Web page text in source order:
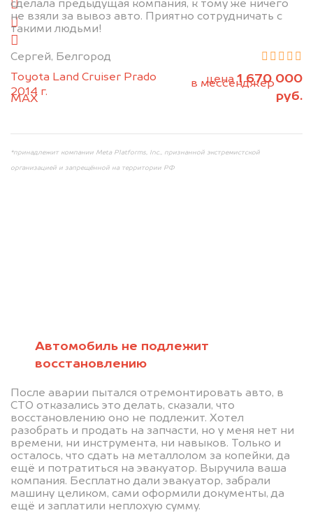
сделала предыдущая компания, к тому же ничего
не взяли за вывоз авто. Приятно сотрудничать с
такими людьми!
Сергей, Белгород
Toyota Land Cruiser Prado
2014 г.
цена1 670 000
руб.
Автомобиль не подлежит
восстановлению
После аварии пытался отремонтировать авто, в
СТО отказались это делать, сказали, что
восстановлению оно не подлежит. Хотел
разобрать и продать на запчасти, но у меня нет ни
времени, ни инструмента, ни навыков. Только и
осталось, что сдать на металлолом за копейки, да
ещё и потратиться на эвакуатор. Выручила ваша
компания. Бесплатно дали эвакуатор, забрали
машину целиком, сами оформили документы, да
ещё и заплатили неплохую сумму.
слева
+79584983298 по WhatsApp*, в мессенджер
MAX
*принадлежит компании Meta Platforms, Inc., признанной экстремистской
организацией и запрещённой на территории РФ
БЕСПЛАТНО
разборку.
Мы купим ваше авто на 20.000 руб.
дороже, чем предлагают на
автоаукционах.